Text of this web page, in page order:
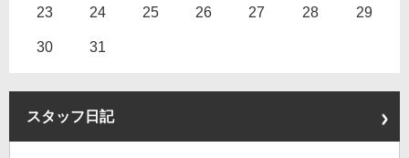
23 24 25 26 27 28 29
30 31
スタッフ日記